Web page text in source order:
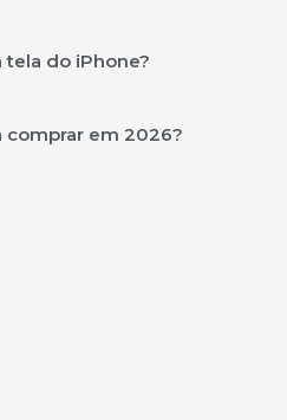
tela do iPhone?
comprar em 2026?